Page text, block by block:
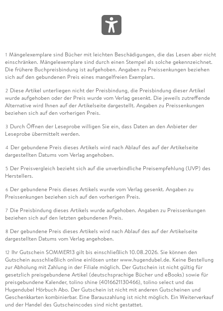
1 Mängelexemplare sind Bücher mit leichten Beschädigungen, die das Lesen aber nicht
einschränken. Mängelexemplare sind durch einen Stempel als solche gekennzeichnet.
Die frühere Buchpreisbindung ist aufgehoben. Angaben zu Preissenkungen beziehen
sich auf den gebundenen Preis eines mangelfreien Exemplars.
2 Diese Artikel unterliegen nicht der Preisbindung, die Preisbindung dieser Artikel
wurde aufgehoben oder der Preis wurde vom Verlag gesenkt. Die jeweils zutreffende
Alternative wird Ihnen auf der Artikelseite dargestellt. Angaben zu Preissenkungen
beziehen sich auf den vorherigen Preis.
3 Durch Öffnen der Leseprobe willigen Sie ein, dass Daten an den Anbieter der
Leseprobe übermittelt werden.
4 Der gebundene Preis dieses Artikels wird nach Ablauf des auf der Artikelseite
dargestellten Datums vom Verlag angehoben.
5 Der Preisvergleich bezieht sich auf die unverbindliche Preisempfehlung (UVP) des
Herstellers.
6 Der gebundene Preis dieses Artikels wurde vom Verlag gesenkt. Angaben zu
Preissenkungen beziehen sich auf den vorherigen Preis.
7 Die Preisbindung dieses Artikels wurde aufgehoben. Angaben zu Preissenkungen
beziehen sich auf den letzten gebundenen Preis.
8 Der gebundene Preis dieses Artikels wird nach Ablauf des auf der Artikelseite
dargestellten Datums vom Verlag angehoben.
12 Ihr Gutschein SOMMER13 gilt bis einschließlich 10.08.2026. Sie können den
Gutschein ausschließlich online einlösen unter www.hugendubel.de. Keine Bestellung
zur Abholung mit Zahlung in der Filiale möglich. Der Gutschein ist nicht gültig für
gesetzlich preisgebundene Artikel (deutschsprachige Bücher und eBooks) sowie für
preisgebundene Kalender, tolino shine (4016621130466), tolino select und das
Hugendubel Hörbuch Abo. Der Gutschein ist nicht mit anderen Gutscheinen und
Geschenkkarten kombinierbar. Eine Barauszahlung ist nicht möglich. Ein Weiterverkauf
und der Handel des Gutscheincodes sind nicht gestattet.